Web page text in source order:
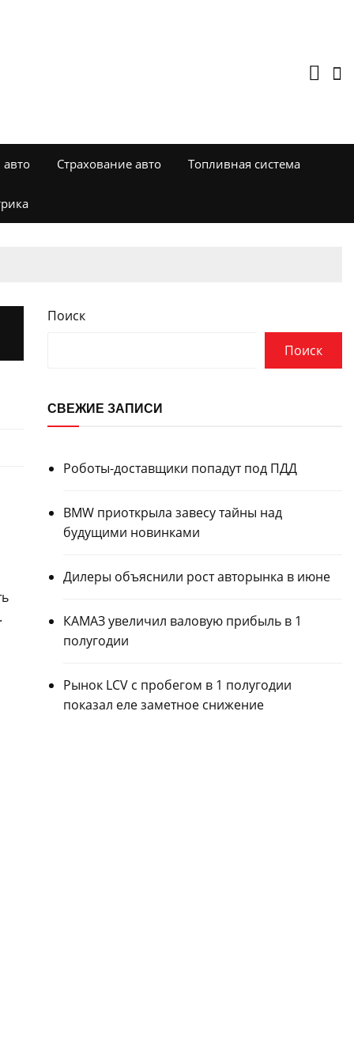
Страхование авто Топливная система
Поиск
Поиск
СВЕЖИЕ ЗАПИСИ
Роботы-доставщики попадут под ПДД
BMW приоткрыла завесу тайны над
будущими новинками
Дилеры объяснили рост авторынка в июне
КАМАЗ увеличил валовую прибыль в 1
полугодии
Рынок LCV с пробегом в 1 полугодии
показал еле заметное снижение